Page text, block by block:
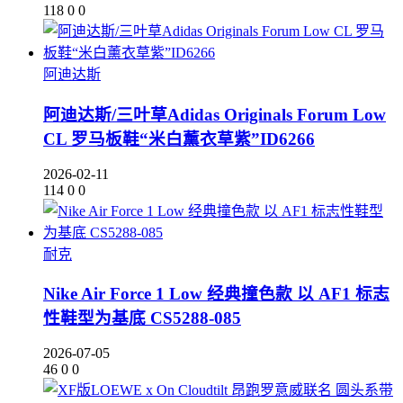
118 0 0
阿迪达斯
阿迪达斯/三叶草Adidas Originals Forum Low
CL 罗马板鞋“米白薰衣草紫”ID6266
2026-02-11
114 0 0
耐克
Nike Air Force 1 Low 经典撞色款 以 AF1 标志
性鞋型为基底 CS5288-085
2026-07-05
46 0 0